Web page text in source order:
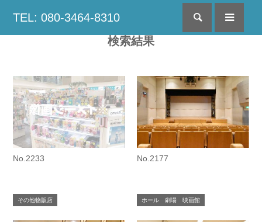
TEL: 080-3464-8310 検索
検索結果
No.2233
その他物販店
No.2177
ホール 劇場 映画館